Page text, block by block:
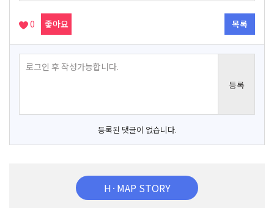
0 좋아요 목록
등록된 댓글이 없습니다.
H·MAP STORY